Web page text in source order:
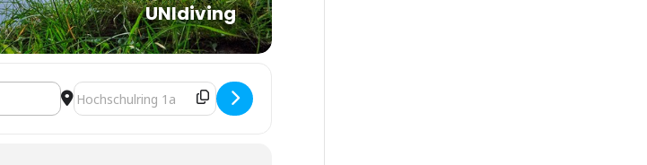
UNIdiving
Destination Address - OWD Open Water Diver [kdYaCjvoR]